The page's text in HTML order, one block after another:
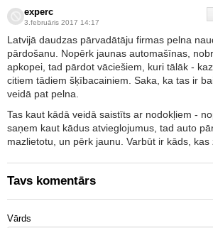
experc
3.februāris 2017 14:17
Latvijā daudzas pārvadātāju firmas pelna
pārdošanu. Nopērk jaunas automašīnas,
apkopei, tad pārdot vāciešiem, kuri tālāk -
citiem tādiem šķībacainiem. Saka, ka tas ir
veidā pat pelna.
Tas kaut kādā veidā saistīts ar nodokļiem -
saņem kaut kādus atvieglojumus, tad auto
mazlietotu, un pērk jaunu. Varbūt ir kāds, kas
Tavs komentārs
Vārds